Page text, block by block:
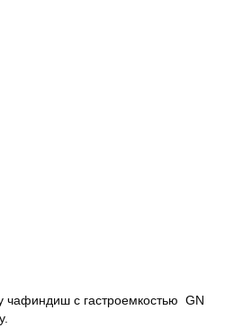
чафиндиш с гастроемкостью GN